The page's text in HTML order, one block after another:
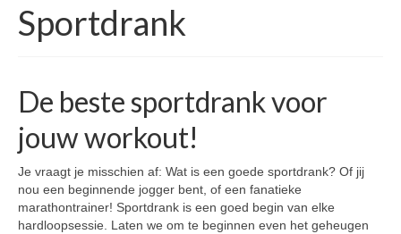
Sportdrank
De beste sportdrank voor
jouw workout!
Je vraagt je misschien af: Wat is een goede sportdrank? Of jij
nou een beginnende jogger bent, of een fanatieke
marathontrainer! Sportdrank is een goed begin van elke
hardloopsessie. Laten we om te beginnen even het geheugen